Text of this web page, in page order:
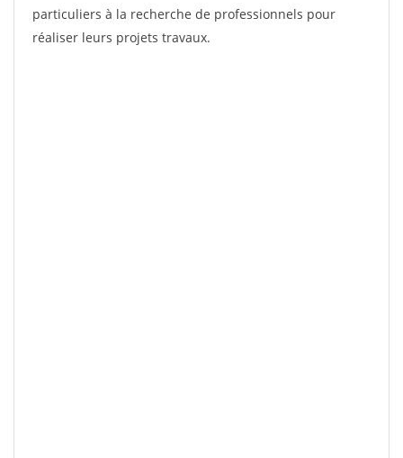
particuliers à la recherche de professionnels pour
réaliser leurs projets travaux.